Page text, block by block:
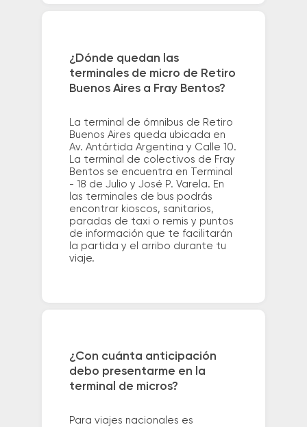
¿Dónde quedan las
terminales de micro de Retiro
Buenos Aires a Fray Bentos?
La terminal de ómnibus de Retiro
Buenos Aires queda ubicada en
Av. Antártida Argentina y Calle 10.
La terminal de colectivos de Fray
Bentos se encuentra en Terminal
- 18 de Julio y José P. Varela. En
las terminales de bus podrás
encontrar kioscos, sanitarios,
paradas de taxi o remis y puntos
de información que te facilitarán
la partida y el arribo durante tu
viaje.
¿Con cuánta anticipación
debo presentarme en la
terminal de micros?
Para viajes nacionales es